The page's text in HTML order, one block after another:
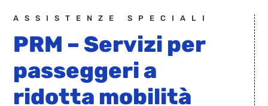
ASSISTENZE SPECIALI
PRM – Servizi per
passeggeri a
ridotta mobilità